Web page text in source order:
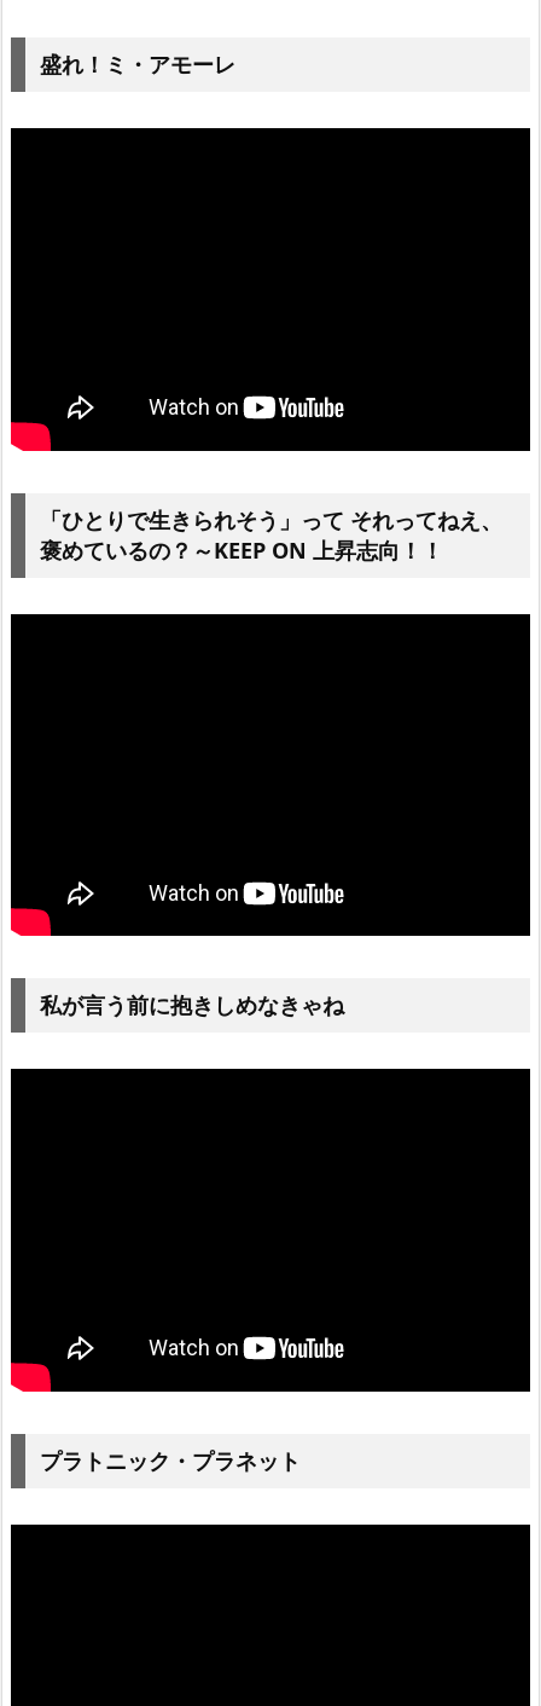
盛れ！ミ・アモーレ
「ひとりで生きられそう」って それってねえ、
褒めているの？～KEEP ON 上昇志向！！
私が言う前に抱きしめなきゃね
プラトニック・プラネット